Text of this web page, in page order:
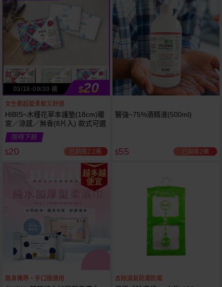
03/18-09/30 搶 $20
女生都超愛柔軟又舒適
HIBIS~木槿花草本護墊(18cm)暖
宮／涼感／無香(8片入) 款式可選
限時下殺
$20 已銷售2.2萬
醫強~75%酒精液(500ml)
$55 已銷售2萬
越多越
便宜
隨身攜帶，手口臉適用 去除濕氣防潮防霉